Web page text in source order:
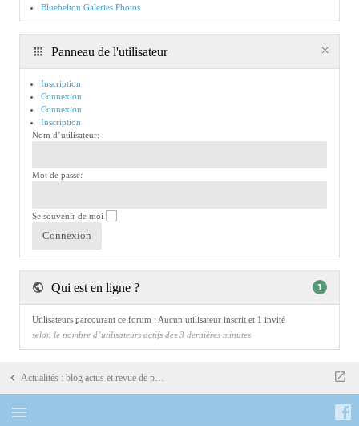
Bluebelton Galeries Photos
Panneau de l'utilisateur
Inscription
Connexion
Connexion
Inscription
Nom d’utilisateur:
Mot de passe:
Se souvenir de moi
Qui est en ligne ? 1
Utilisateurs parcourant ce forum : Aucun utilisateur inscrit et 1 invité
selon le nombre d’utilisateurs actifs des 3 dernières minutes